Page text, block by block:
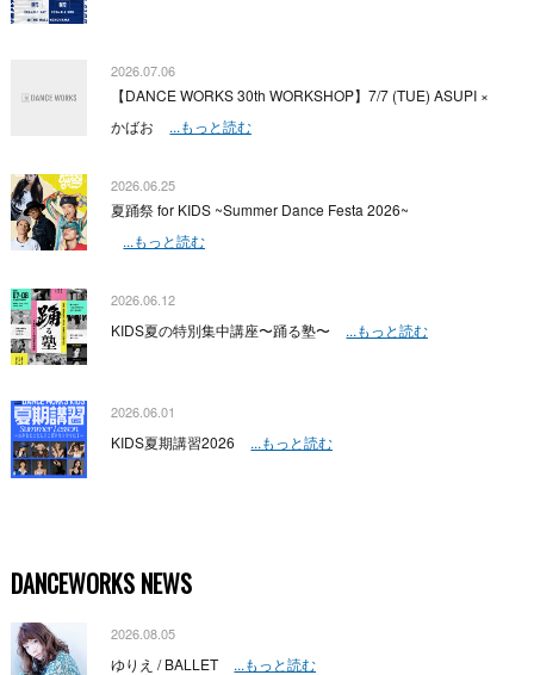
2026.07.06
【DANCE WORKS 30th WORKSHOP】7/7 (TUE) ASUPI ×
かばお
...もっと読む
2026.06.25
夏踊祭 for KIDS ~Summer Dance Festa 2026~
...もっと読む
2026.06.12
KIDS夏の特別集中講座〜踊る塾〜 ...もっと読む
2026.06.01
KIDS夏期講習2026 ...もっと読む
DANCEWORKS NEWS
2026.08.05
ゆりえ / BALLET ...もっと読む